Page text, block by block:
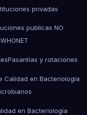
privadas
publicas NO
Pasantías y rotaciones
Calidad en Bacteriología
en Bacteriología